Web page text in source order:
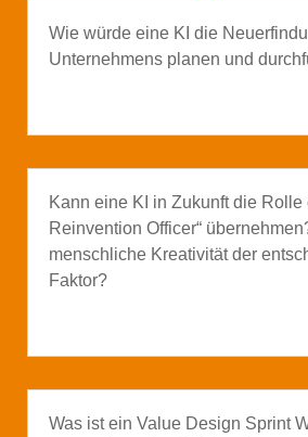
Wie würde eine KI die
Unternehmens planen und
Kann eine KI in Zukunft die Rolle
Reinvention Officer“
menschliche Kreativität der
Faktor?
Was ist ein Value Design Sprint